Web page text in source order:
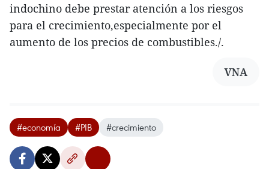
indochino debe prestar atención a los riesgos
para el crecimiento,especialmente por el
aumento de los precios de combustibles./.
VNA
#economía #PIB #crecimiento